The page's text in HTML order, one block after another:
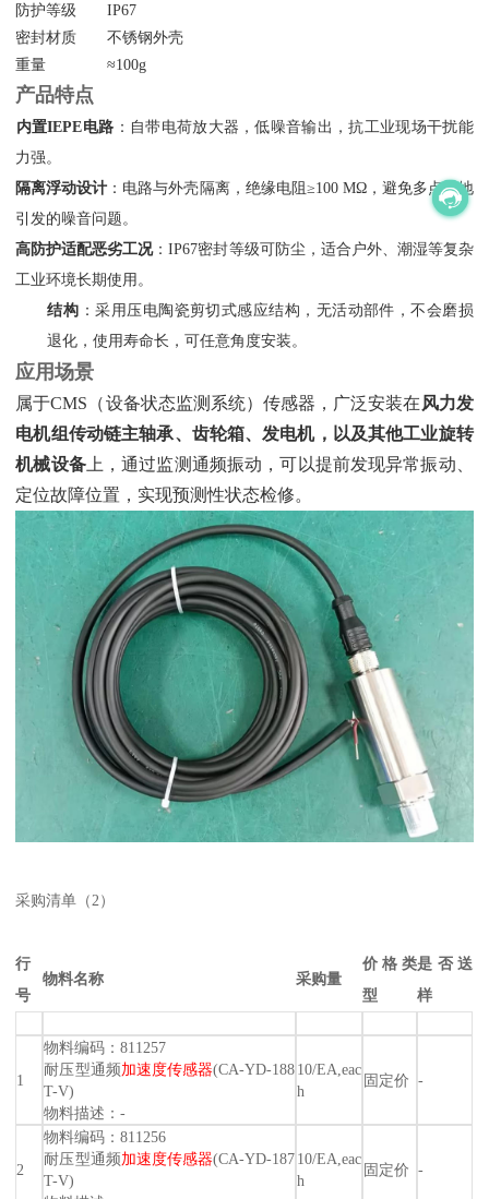
防护等级
IP67
密封材质
不锈钢外壳
重量
≈100g
产品特点
内置IEPE电路 ‌：自带电荷放大器，低噪音输出，抗工业现场干扰能
力强。
隔离浮动设计‌：电路与外壳隔离，绝缘电阻≥100 MΩ，避免多点接地
引发的噪音问题。
高防护适配恶劣工况‌：IP67密封等级可防尘，适合户外、潮湿等复杂
工业环境长期使用。
结构 ‌：采用压电陶瓷剪切式感应结构，无活动部件，不会磨损
退化，使用寿命长，可任意角度安装。
应用场景
属于CMS（设备状态监测系统）传感器，广泛安装在‌ 风力发
电机组传动链主轴承、齿轮箱、发电机，以及其他工业旋转
机械设备‌上，通过监测通频振动，可以提前发现异常振动、
定位故障位置，实现预测性状态检修。
采购清单（2）
行
号
物料名称 采购量
价格类
型
是否送
样
1
物料编码：811257
耐压型通频加速度传感器(CA-YD-188
T-V)
物料描述：-
10/EA,eac
h
固定价 -
2
物料编码：811256
耐压型通频加速度传感器(CA-YD-187
T-V)
10/EA,eac
h
固定价 -